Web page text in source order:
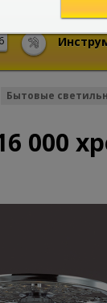
Бытовые
000